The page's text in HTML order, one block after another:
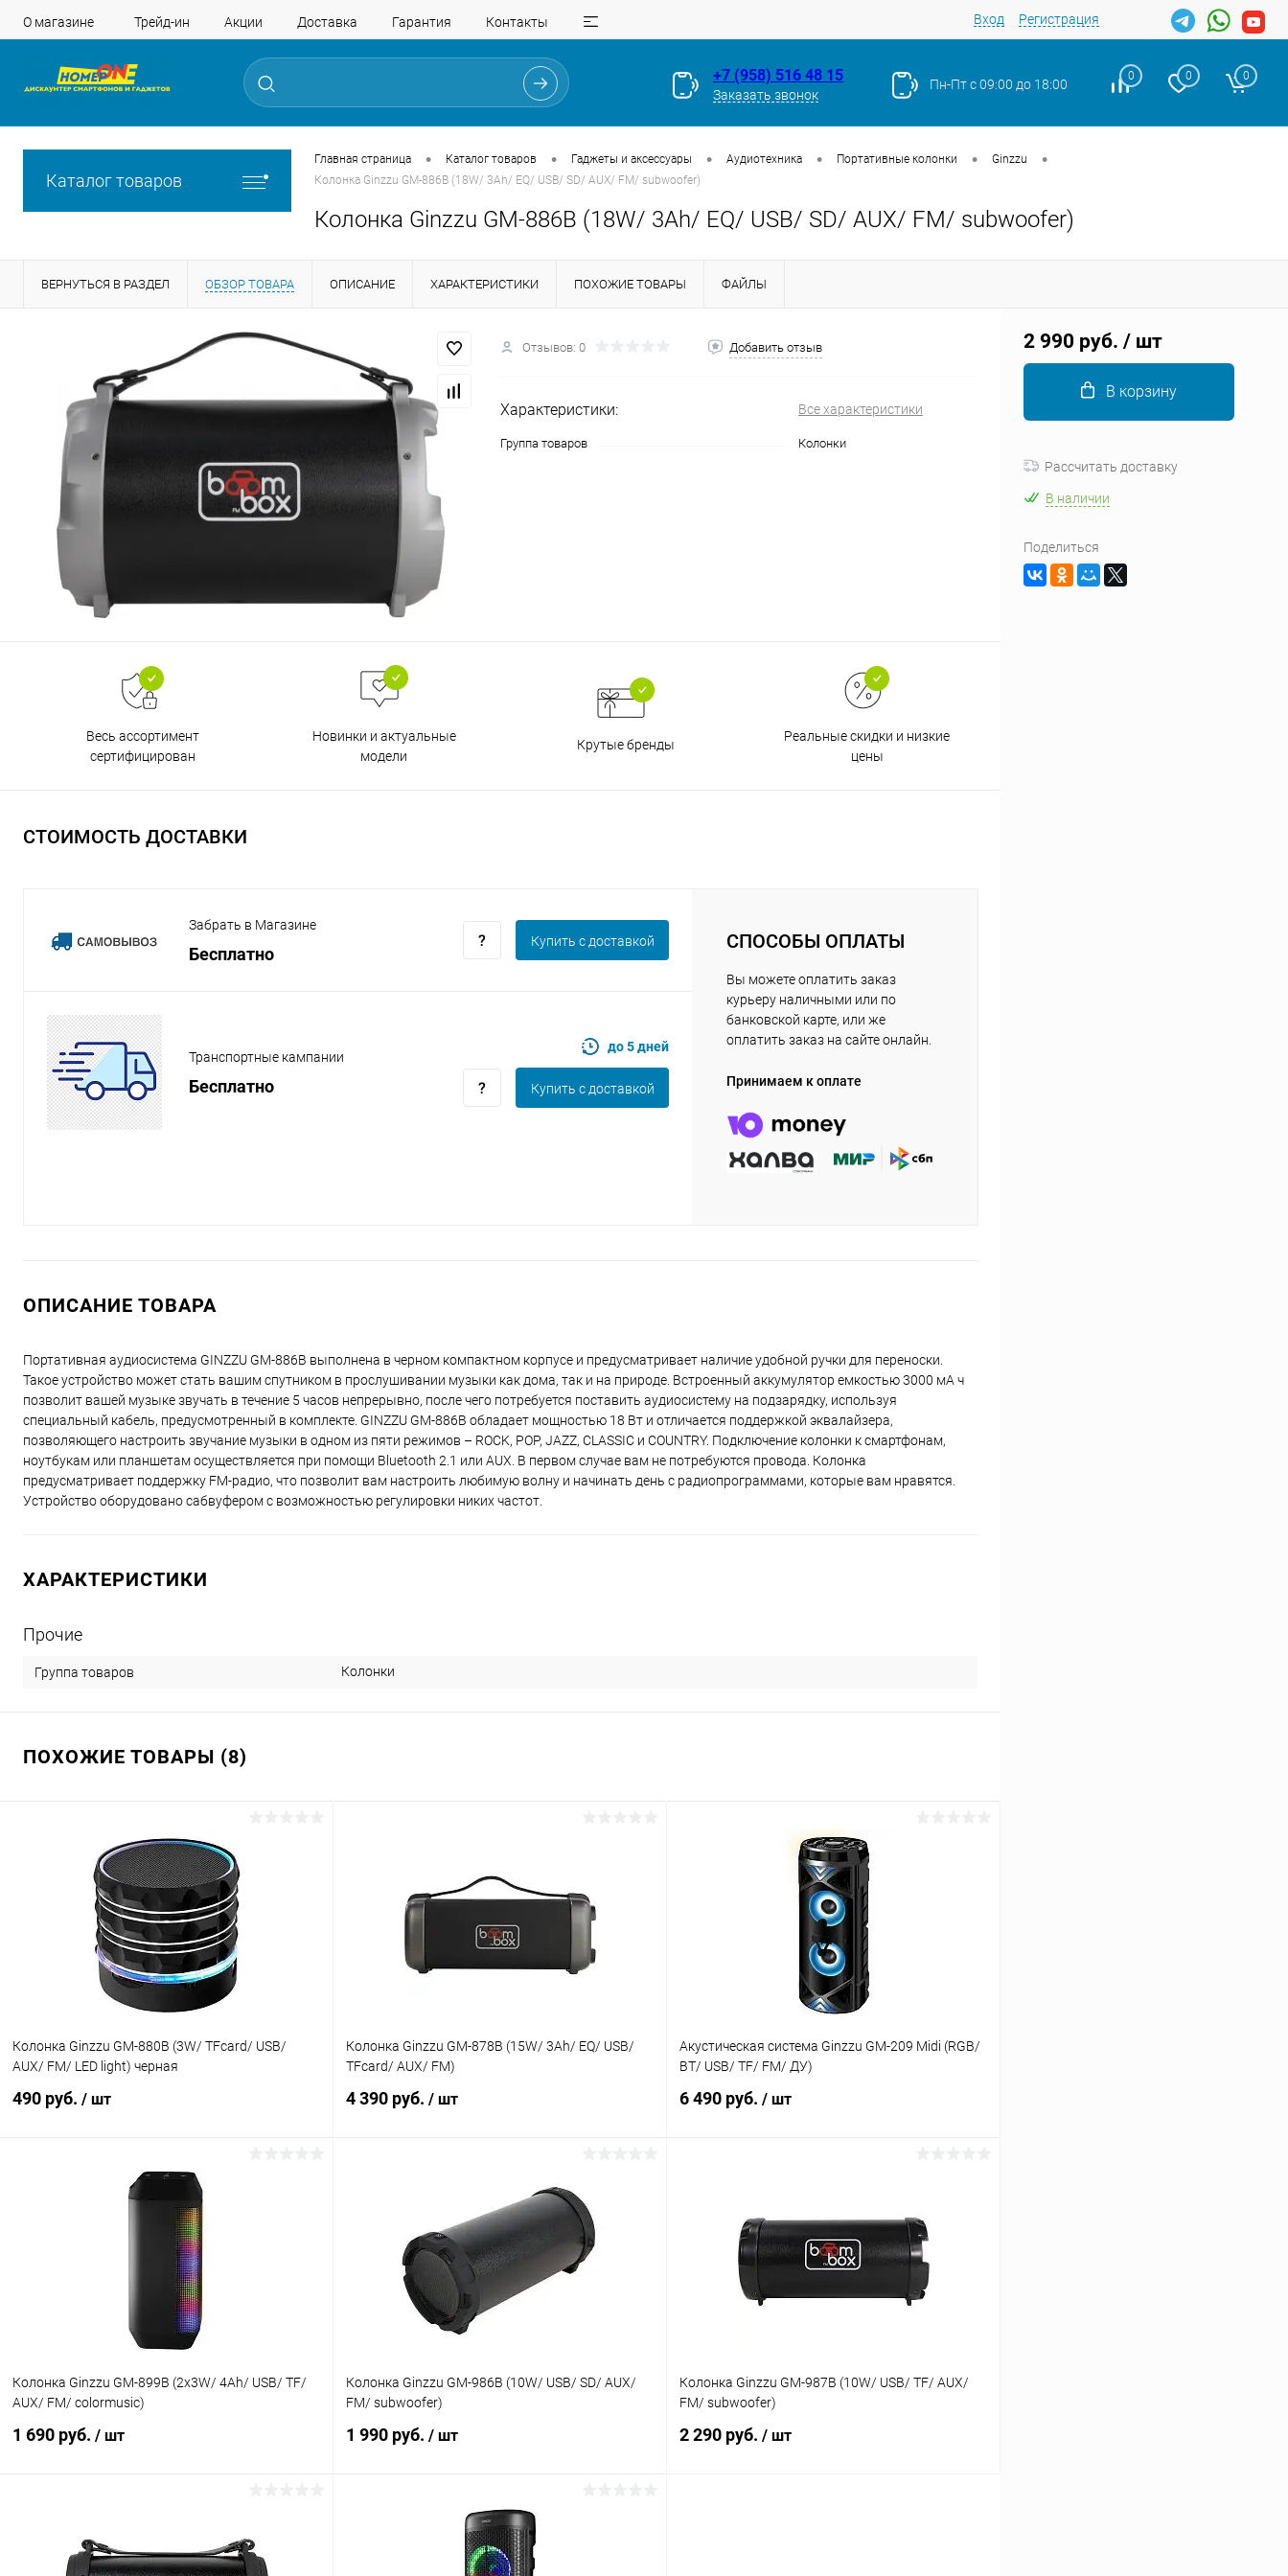
О магазине Трейд-ин Акции Доставка Гарантия Контакты Вход Регистрация
+7 (958) 516 48 15
Заказать звонок
Пн-Пт с 09:00 до 18:00
0 0 0
Каталог товаров
Главная страница • Каталог товаров • Гаджеты и аксессуары • Аудиотехника • Портативные колонки • Ginzzu •
Колонка Ginzzu GM-886B (18W/ 3Ah/ EQ/ USB/ SD/ AUX/ FM/ subwoofer)
Колонка Ginzzu GM-886B (18W/ 3Ah/ EQ/ USB/ SD/ AUX/ FM/ subwoofer)
ВЕРНУТЬСЯ В РАЗДЕЛ ОБЗОР ТОВАРА ОПИСАНИЕ ХАРАКТЕРИСТИКИ ПОХОЖИЕ ТОВАРЫ ФАЙЛЫ
Отзывов: 0 Добавить отзыв
Характеристики: Все характеристики
Группа товаров Колонки
Весь ассортимент
сертифицирован
Новинки и актуальные
модели
Крутые бренды
Реальные скидки и низкие
цены
СТОИМОСТЬ ДОСТАВКИ
Забрать в Магазине
Бесплатно
Купить c доставкой
Транспортные кампании
Бесплатно
до 5 дней
Купить c доставкой
СПОСОБЫ ОПЛАТЫ
Вы можете оплатить заказ
курьеру наличными или по
банковской карте, или же
оплатить заказ на сайте онлайн.
Принимаем к оплате
ОПИСАНИЕ ТОВАРА
Портативная аудиосистема GINZZU GM-886B выполнена в черном компактном корпусе и предусматривает наличие удобной ручки для переноски.
Такое устройство может стать вашим спутником в прослушивании музыки как дома, так и на природе. Встроенный аккумулятор емкостью 3000 мА ч
позволит вашей музыке звучать в течение 5 часов непрерывно, после чего потребуется поставить аудиосистему на подзарядку, используя
специальный кабель, предусмотренный в комплекте. GINZZU GM-886B обладает мощностью 18 Вт и отличается поддержкой эквалайзера,
позволяющего настроить звучание музыки в одном из пяти режимов – ROCK, POP, JAZZ, CLASSIC и COUNTRY. Подключение колонки к смартфонам,
ноутбукам или планшетам осуществляется при помощи Bluetooth 2.1 или AUX. В первом случае вам не потребуются провода. Колонка
предусматривает поддержку FМ-радио, что позволит вам настроить любимую волну и начинать день с радиопрограммами, которые вам нравятся.
Устройство оборудовано сабвуфером с возможностью регулировки никих частот.
ХАРАКТЕРИСТИКИ
Прочие
Группа товаров Колонки
ПОХОЖИЕ ТОВАРЫ (8)
Колонка Ginzzu GM-880B (3W/ TFcard/ USB/
AUX/ FM/ LED light) черная
490 руб. / шт
В корзину
Колонка Ginzzu GM-878B (15W/ 3Ah/ EQ/ USB/
TFcard/ AUX/ FM)
4 390 руб. / шт
К сравнению
В избранное В наличии
Акустическая система Ginzzu GM-209 Midi (RGB/
BT/ USB/ TF/ FM/ ДУ)
6 490 руб. / шт
К сравнению
В избранное В наличии
Колонка Ginzzu GM-899B (2x3W/ 4Ah/ USB/ TF/
AUX/ FM/ colormusic)
1 690 руб. / шт
К сравнению
Колонка Ginzzu GM-986B (10W/ USB/ SD/ AUX/
FM/ subwoofer)
1 990 руб. / шт
В корзину
Колонка Ginzzu GM-987B (10W/ USB/ TF/ AUX/
FM/ subwoofer)
2 290 руб. / шт
2 990 руб. / шт
В корзину
Рассчитать доставку
В наличии
Поделиться
Для клиентов всех банков
Разбейтеоплату
на частибез переплат
Добавляйте товарыв корзину
Оплачивайте сегодня только
Оставшиеся75% будутсписываться
каждые 2 недели
Подробнееоб оплате Плайтом
8 800 302-02-51